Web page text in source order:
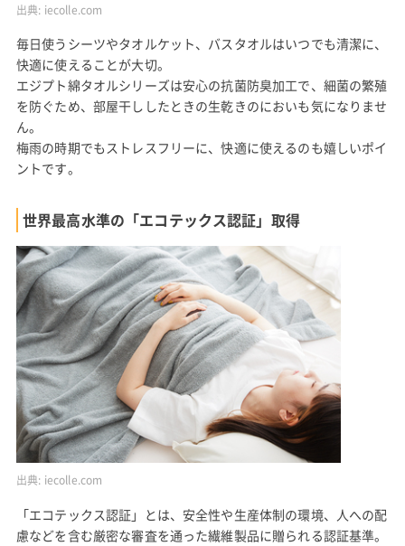
出典: iecolle.com
毎日使うシーツやタオルケット、バスタオルはいつでも清潔に、
快適に使えることが大切。
エジプト綿タオルシリーズは安心の抗菌防臭加工で、細菌の繁殖
を防ぐため、部屋干ししたときの生乾きのにおいも気になりませ
ん。
梅雨の時期でもストレスフリーに、快適に使えるのも嬉しいポイ
ントです。
世界最高水準の「エコテックス認証」取得
出典: iecolle.com
「エコテックス認証」とは、安全性や生産体制の環境、人への配
慮などを含む厳密な審査を通った繊維製品に贈られる認証基準。